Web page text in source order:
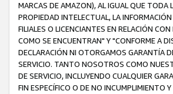
MARCAS DE AMAZON), AL IGUAL QUE TODA
PROPIEDAD INTELECTUAL, LA
FILIALES O LICENCIANTES EN RELACIÓN
COMO SE ENCUENTRAN" Y "CONFORME A
DECLARACIÓN NI OTORGAMOS GARANTÍA
SERVICIO. TANTO NOSOTROS COMO
DE SERVICIO, INCLUYENDO CUALQUIER
FIN ESPECÍFICO O DE NO INCUMPLIMIENTO